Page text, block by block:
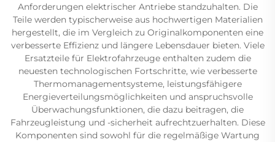
Anforderungen elektrischer Antriebe standzuhalten. Die
Teile werden typischerweise aus hochwertigen Materialien
hergestellt, die im Vergleich zu Originalkomponenten eine
verbesserte Effizienz und längere Lebensdauer bieten. Viele
Ersatzteile für Elektrofahrzeuge enthalten zudem die
neuesten technologischen Fortschritte, wie verbesserte
Thermomanagementsysteme, leistungsfähigere
Energieverteilungsmöglichkeiten und anspruchsvolle
Überwachungsfunktionen, die dazu beitragen, die
Fahrzeugleistung und -sicherheit aufrechtzuerhalten. Diese
Komponenten sind sowohl für die regelmäßige Wartung